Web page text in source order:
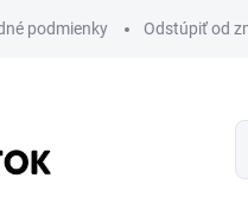
podmienky Odstúpiť od